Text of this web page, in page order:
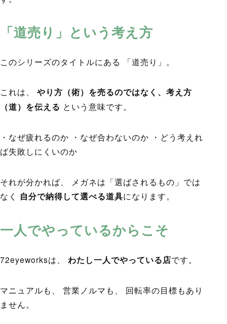
「道売り」という考え方
このシリーズのタイトルにある 「道売り」。
これは、 やり方（術）を売るのではなく、考え方
（道）を伝える という意味です。
・なぜ疲れるのか ・なぜ合わないのか ・どう考えれ
ば失敗しにくいのか
それが分かれば、 メガネは「選ばされるもの」では
なく 自分で納得して選べる道具になります。
一人でやっているからこそ
72eyeworksは、 わたし一人でやっている店です。
マニュアルも、 営業ノルマも、 回転率の目標もあり
ません。